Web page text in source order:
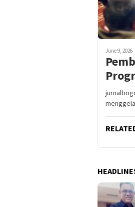
June 9, 2026